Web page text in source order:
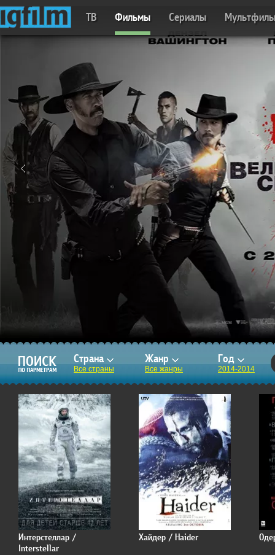
ТВ Фильмы Сериалы
Страна
Все страны
Жанр
Все жанры
Год
2014-2014
Интерстеллар /
Interstellar
Хайдер / Haider